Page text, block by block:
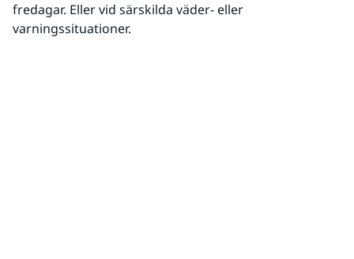
fredagar. Eller vid särskilda väder- eller
varningssituationer.